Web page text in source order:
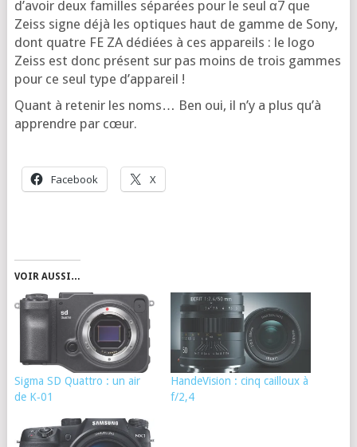
d’a­voir deux familles sépa­rées pour le seul α7 que
Zeiss signe déjà les optiques haut de gamme de Sony,
dont quatre FE ZA dédiées à ces appa­reils : le logo
Zeiss est donc pré­sent sur pas moins de trois gammes
pour ce seul type d’appareil !
Quant à rete­nir les noms… Ben oui, il n’y a plus qu’à
apprendre par cœur.
Face­book X
VOIR AUSSI…
Sigma SD Quattro : un air
de K‑01
HandeVision : cinq cailloux à
f/2,4